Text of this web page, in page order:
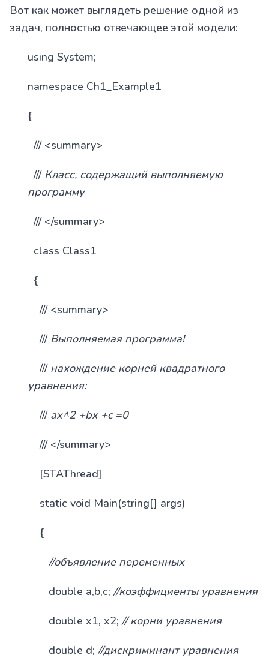
Вот как может выглядеть решение одной из
задач, полностью отвечающее этой модели:
using System;
namespace Ch1_Example1
{
/// <summary>
/// Класс, содержащий выполняемую
программу
/// </summary>
class Class1
{
/// <summary>
/// Выполняемая программа!
/// нахождение корней квадратного
уравнения:
/// ax^2 +bx +c =0
/// </summary>
[STAThread]
static void Main(string[] args)
{
//объявление переменных
double a,b,c;//коэффициенты уравнения
double x1, x2;// корни уравнения
double d;//дискриминант уравнения